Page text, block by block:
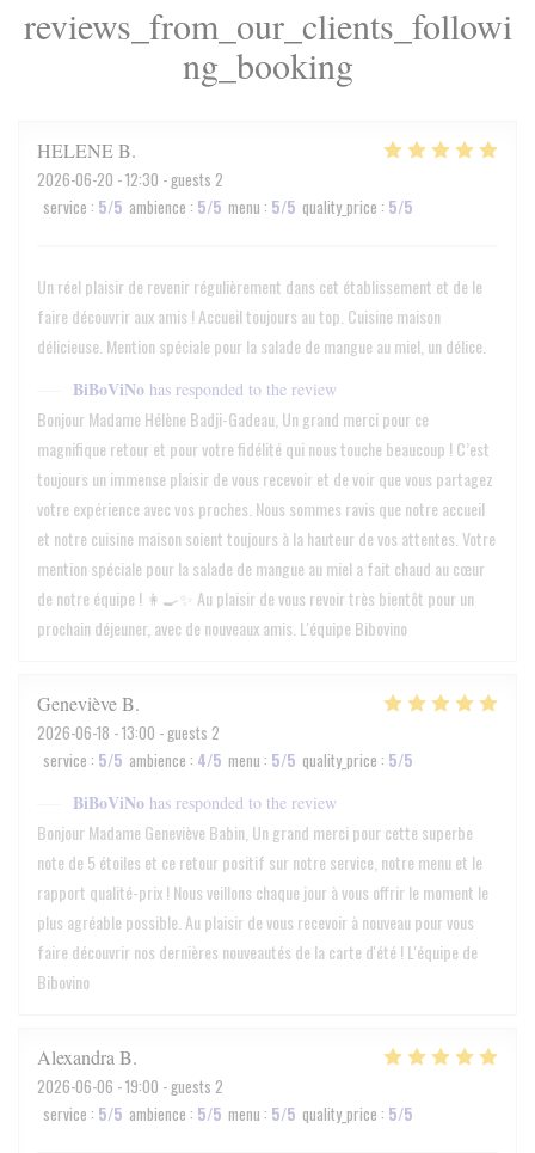
reviews_from_our_clients_followi
ng_booking
HELENEB
2026-06-20 - 12:30 - guests 2
service : 5/5 ambience : 5/5 menu : 5/5 quality_price : 5/5
Un réel plaisir de revenir régulièrement dans cet établissement et de le
faire découvrir aux amis ! Accueil toujours au top. Cuisine maison
délicieuse. Mention spéciale pour la salade de mangue au miel, un délice.
BiBoViNo has responded to the review
Bonjour Madame Hélène Badji-Gadeau, Un grand merci pour ce
magnifique retour et pour votre fidélité qui nous touche beaucoup ! C’est
toujours un immense plaisir de vous recevoir et de voir que vous partagez
votre expérience avec vos proches. Nous sommes ravis que notre accueil
et notre cuisine maison soient toujours à la hauteur de vos attentes. Votre
mention spéciale pour la salade de mangue au miel a fait chaud au cœur
de notre équipe ! 👩‍🍳✨ Au plaisir de vous revoir très bientôt pour un
prochain déjeuner, avec de nouveaux amis. L'équipe Bibovino
GenevièveB
2026-06-18 - 13:00 - guests 2
service : 5/5 ambience : 4/5 menu : 5/5 quality_price : 5/5
BiBoViNo has responded to the review
Bonjour Madame Geneviève Babin, Un grand merci pour cette superbe
note de 5 étoiles et ce retour positif sur notre service, notre menu et le
rapport qualité-prix ! Nous veillons chaque jour à vous offrir le moment le
plus agréable possible. Au plaisir de vous recevoir à nouveau pour vous
faire découvrir nos dernières nouveautés de la carte d'été ! L'équipe de
Bibovino
Alexandra B
2026-06-06 - 19:00 - guests 2
service : 5/5 ambience : 5/5 menu : 5/5 quality_price : 5/5